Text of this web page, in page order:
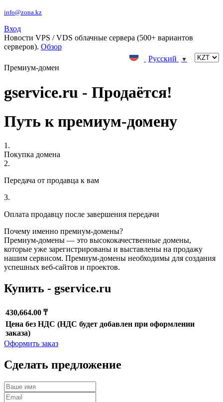
info@zona.kz
Вход
Новости VPS / VDS облачные сервера (500+ вариантов
серверов). Обзор
Русский
▼
Премиум-домен
gservice.ru - Продаётся!
Путь к премиум-домену
1.
Покупка домена
2.
Передача от продавца к вам
3.
Оплата продавцу после завершения передачи
Почему именно премиум-домены?
Премиум-домены — это высококачественные домены,
которые уже зарегистрированы и выставлены на продажу
нашим сервисом. Премиум-домены необходимы для создания
успешных веб-сайтов и проектов.
Купить - gservice.ru
430,664.00 ₸
Цена без НДС (НДС будет добавлен при оформлении
заказа)
Оформить заказ
Сделать предложение